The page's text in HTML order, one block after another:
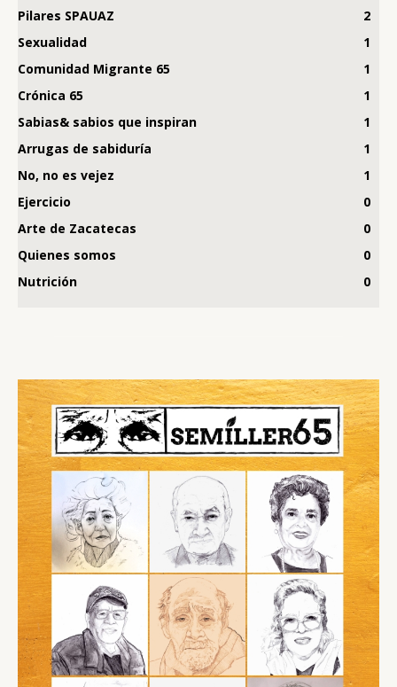
Pilares SPAUAZ
2
Sexualidad
1
Comunidad Migrante 65
1
Crónica 65
1
Sabias& sabios que inspiran
1
Arrugas de sabiduría
1
No, no es vejez
1
Ejercicio
0
Arte de Zacatecas
0
Quienes somos
0
Nutrición
0